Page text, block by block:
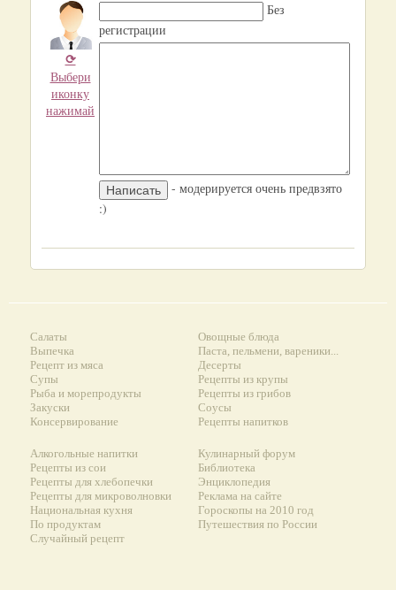
⟳
Выбери
иконку
нажимай
Без
регистрации
- модерируется очень предвзято
:)
Салаты
Выпечка
Рецепт из мяса
Супы
Рыба и морепродукты
Закуски
Консервирование
Овощные блюда
Паста, пельмени, вареники...
Десерты
Рецепты из крупы
Рецепты из грибов
Соусы
Рецепты напитков
Алкогольные напитки
Рецепты из сои
Рецепты для хлебопечки
Рецепты для микроволновки
Национальная кухня
По продуктам
Случайный рецепт
Кулинарный форум
Библиотека
Энциклопедия
Реклама на сайте
Гороскопы на 2010 год
Путешествия по России